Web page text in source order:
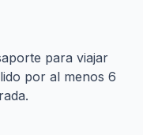
para viajar
por al menos 6